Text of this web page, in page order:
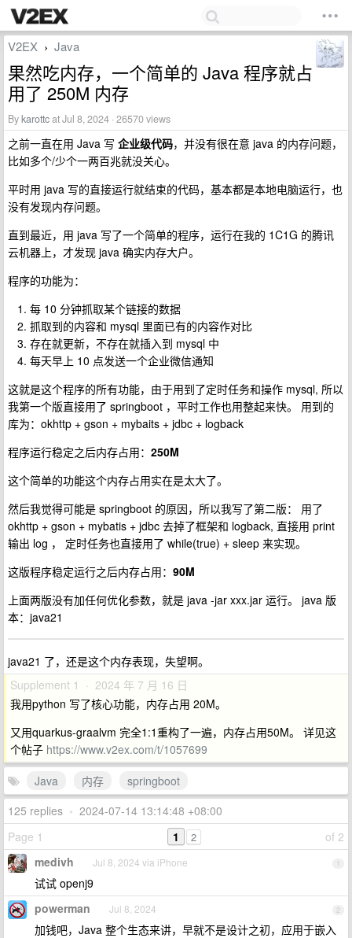
V2EX › Java
果然吃内存，一个简单的 Java 程序就占
用了 250M 内存
Bykarottcat Jul 8, 2024 · 26570 views
之前一直在用 Java 写 企业级代码，并没有很在意 java 的内存问题，
比如多个/少个一两百兆就没关心。
平时用 java 写的直接运行就结束的代码，基本都是本地电脑运行，也
没有发现内存问题。
直到最近，用 java 写了一个简单的程序，运行在我的 1C1G 的腾讯
云机器上，才发现 java 确实内存大户。
程序的功能为：
每 10 分钟抓取某个链接的数据
抓取到的内容和 mysql 里面已有的内容作对比
存在就更新，不存在就插入到 mysql 中
每天早上 10 点发送一个企业微信通知
这就是这个程序的所有功能，由于用到了定时任务和操作 mysql, 所以
我第一个版直接用了 springboot ，平时工作也用整起来快。 用到的
库为：okhttp + gson + mybaits + jdbc + logback
程序运行稳定之后内存占用： 250M
这个简单的功能这个内存占用实在是太大了。
然后我觉得可能是 springboot 的原因，所以我写了第二版： 用了
okhttp + gson + mybatis + jdbc 去掉了框架和 logback, 直接用 print
输出 log ， 定时任务也直接用了 while(true) + sleep 来实现。
这版程序稳定运行之后内存占用： 90M
上面两版没有加任何优化参数，就是 java -jar xxx.jar 运行。 java 版
本：java21
java21 了，还是这个内存表现，失望啊。
Supplement 1 · 2024 年 7 月 16 日
我用python 写了核心功能，内存占用 20M。
又用quarkus-graalvm 完全1:1重构了一遍，内存占用50M。 详见这
个帖子 https://www.v2ex.com/t/1057699
Java
内存
springboot
125 replies • 2024-07-14 13:14:48 +08:00
Page 1
of 2
1 2
1
medivh Jul 8, 2024 via iPhone
试试 openj9
2
powerman Jul 8, 2024
加钱吧，Java 整个生态来讲，早就不是设计之初，应用于嵌入